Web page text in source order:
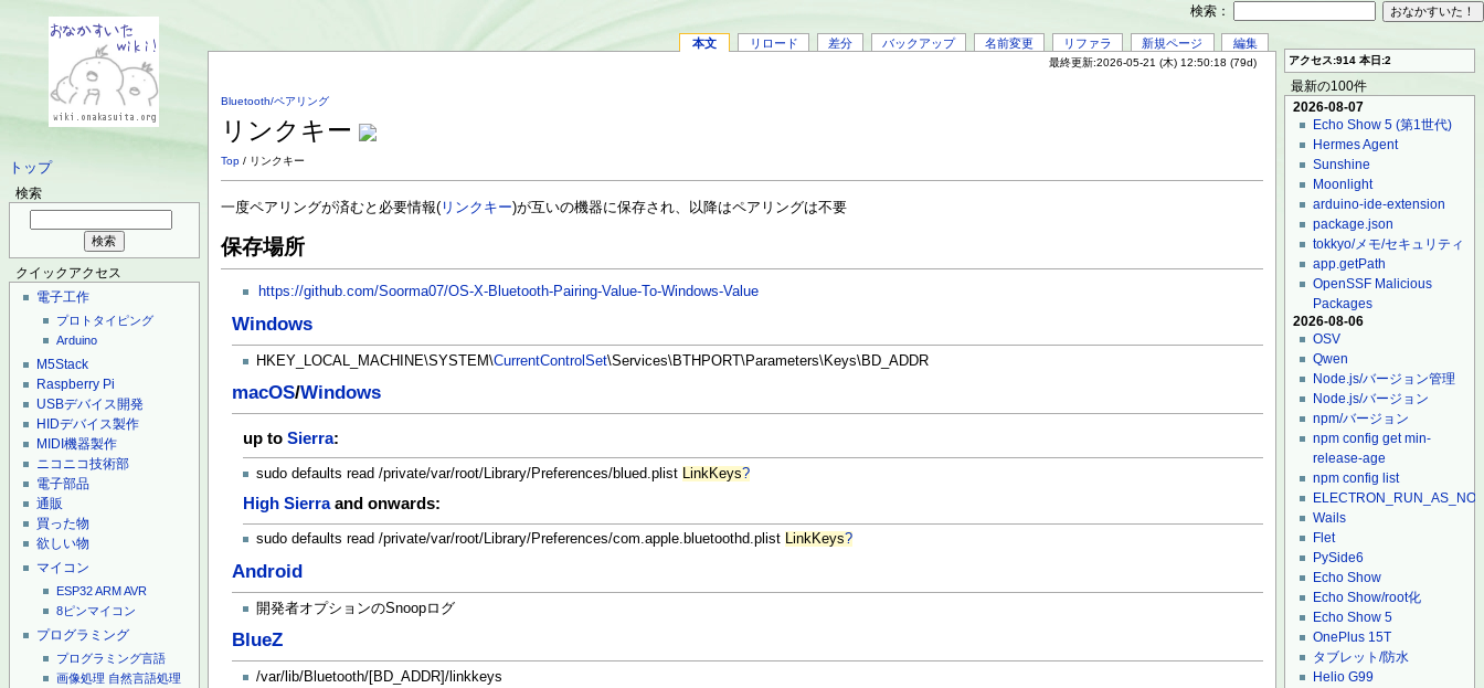
トップ
検索
クイックアクセス
電子工作
プロトタイピング
Arduino
M5Stack
Raspberry Pi
USBデバイス開発
HIDデバイス製作
MIDI機器製作
ニコニコ技術部
電子部品
通販
買った物
欲しい物
マイコン
ESP32ARMAVR
8ピンマイコン
プログラミング
プログラミング言語
画像処理 自然言語処理
本文 リロード 差分 バックアップ 名前変更 リファラ 新規ページ 編集
最終更新:2026-05-21 (木) 12:50:18 (79d)
Bluetooth/ペアリング
リンクキー
Top / リンクキー
一度ペアリングが済むと必要情報( リンクキー)が互いの機器に保存され、以降はペアリングは不要
保存場所
https://github.com/Soorma07/OS-X-Bluetooth-Pairing-Value-To-Windows-Value
Windows
HKEY_LOCAL_MACHINE\SYSTEM\CurrentControlSet\Services\BTHPORT\Parameters\Keys\BD_ADDR
macOS/Windows
up toSierra:
sudo defaults read /private/var/root/Library/Preferences/blued.plist LinkKeys?
High Sierraand onwards:
sudo defaults read /private/var/root/Library/Preferences/com.apple.bluetoothd.plist LinkKeys?
Android
開発者オプションのSnoopログ
BlueZ
/var/lib/Bluetooth/[BD_ADDR]/linkkeys
アクセス:914 本日:2
最新の100件
2026-08-07
Echo Show 5 (第1世代)
Hermes Agent
Sunshine
Moonlight
arduino-ide-extension
package.json
tokkyo/メモ/セキュリティ
app.getPath
OpenSSF Malicious
Packages
2026-08-06
OSV
Qwen
Node.js/バージョン管理
Node.js/バージョン
npm/バージョン
npm config get min-
release-age
npm config list
Wails
Flet
PySide6
Echo Show
Echo Show/root化
Echo Show 5
OnePlus 15T
タブレット/防水
Helio G99
検索：